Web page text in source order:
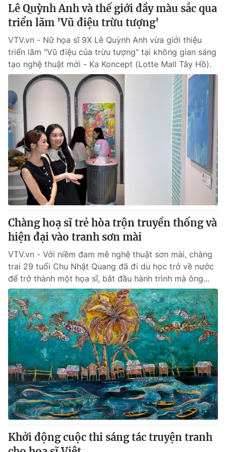
® Cấm sao chép dưới mọi hình thức nếu không có sự chấp
thuận bằng văn bản. Ghi rõ nguồn VTV.vn khi phát hành lại
thông tin từ website này.
Lê Quỳnh Anh và thế giới đầy màu sắc qua
triển lãm 'Vũ điệu trừu tượng'
VTV.vn - Nữ họa sĩ 9X Lê Quỳnh Anh vừa giới thiệu
triển lãm "Vũ điệu của trừu tượng" tại không gian sáng
tạo nghệ thuật mới - Ka Koncept (Lotte Mall Tây Hồ).
Chàng hoạ sĩ trẻ hòa trộn truyền thống và
hiện đại vào tranh sơn mài
VTV.vn - Với niềm đam mê nghệ thuật sơn mài, chàng
trai 29 tuổi Chu Nhật Quang đã đi du học trở về nước
để trở thành một họa sĩ, bắt đầu hành trình mà ông...
Khởi động cuộc thi sáng tác truyện tranh